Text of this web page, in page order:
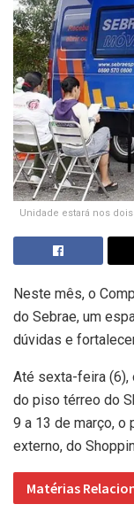
Unidade estará nos
Neste mês, o
do Sebrae, um
dúvidas e
Até sexta-feira (6),
do piso térreo do
9 a 13 de março, o
externo, do
Matérias